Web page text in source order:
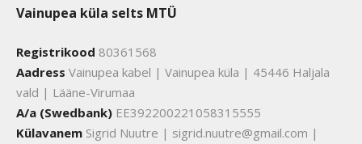
Vainupea küla selts MTÜ
Registrikood 80361568
Aadress Vainupea kabel | Vainupea küla | 45446 Haljala
vald | Lääne-Virumaa
A/a (Swedbank) EE392200221058315555
Külavanem Sigrid Nuutre | sigrid.nuutre@gmail.com |